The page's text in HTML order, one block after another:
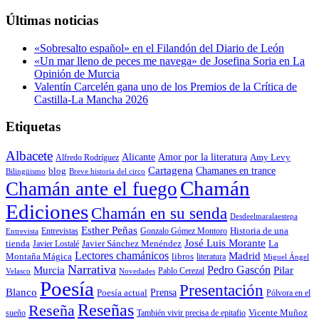
22,00€.20,90€.
Últimas noticias
«Sobresalto español» en el Filandón del Diario de León
«Un mar lleno de peces me navega» de Josefina Soria en La
Opinión de Murcia
Valentín Carcelén gana uno de los Premios de la Crítica de
Castilla-La Mancha 2026
Etiquetas
Albacete Alfredo Rodríguez Alicante Amor por la literatura Amy Levy
Bilingüismo blog Breve historia del circo Cartagena Chamanes en trance
Chamán ante el fuego Chamán
Ediciones Chamán en su senda Desdeelmaralaestepa
Entrevista Entrevistas Esther Peñas Gonzalo Gómez Montoro Historia de una
tienda Javier Lostalé Javier Sánchez Menéndez José Luis Morante La
Montaña Mágica Lectores chamánicos libros literatura Madrid Miguel Ángel
Velasco Murcia Narrativa Novedades Pablo Cerezal Pedro Gascón Pilar
Blanco Poesía Poesía actual Prensa Presentación Pólvora en el
sueño Reseña Reseñas También vivir precisa de epitafio Vicente Muñoz